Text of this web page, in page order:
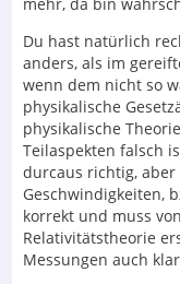
Du hast natürlich
anders, als im
wenn dem nicht so
physikalische
physikalische
Teilaspekten falsch
durcaus richtig,
Geschwindigkeiten,
korrekt und muss
Relativitätstheorie
Messungen auch